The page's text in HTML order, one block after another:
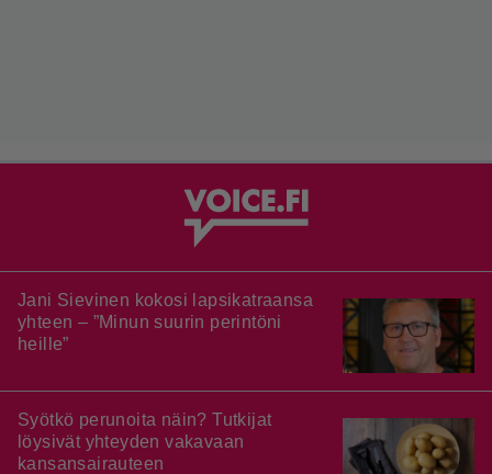
Jani Sievinen kokosi lapsikatraansa
yhteen – ”Minun suurin perintöni
heille”
Syötkö perunoita näin? Tutkijat
löysivät yhteyden vakavaan
kansansairauteen